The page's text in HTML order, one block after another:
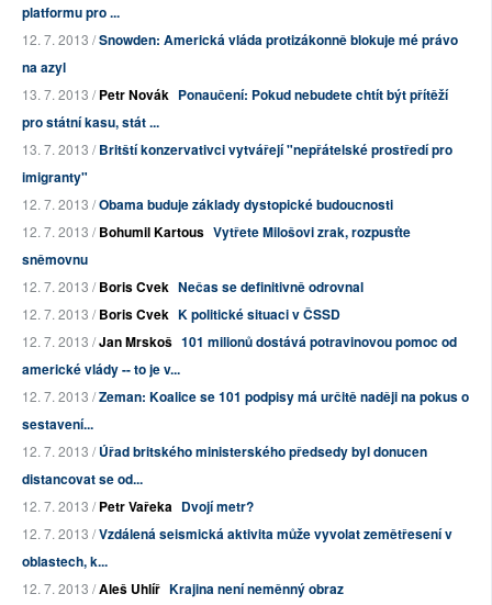
platformu pro ...
12. 7. 2013 /Snowden: Americká vláda protizákonně blokuje mé právo
na azyl
13. 7. 2013 /Petr Novák Ponaučení: Pokud nebudete chtít být přítěží
pro státní kasu, stát ...
13. 7. 2013 /Britští konzervativci vytvářejí "nepřátelské prostředí pro
imigranty"
12. 7. 2013 /Obama buduje základy dystopické budoucnosti
12. 7. 2013 /Bohumil Kartous Vytřete Milošovi zrak, rozpusťte
sněmovnu
12. 7. 2013 /Boris Cvek Nečas se definitivně odrovnal
12. 7. 2013 /Boris Cvek K politické situaci v ČSSD
12. 7. 2013 /Jan Mrskoš 101 milionů dostává potravinovou pomoc od
americké vlády -- to je v...
12. 7. 2013 /Zeman: Koalice se 101 podpisy má určitě naději na pokus o
sestavení...
12. 7. 2013 /Úřad britského ministerského předsedy byl donucen
distancovat se od...
12. 7. 2013 /Petr Vařeka Dvojí metr?
12. 7. 2013 /Vzdálená seismická aktivita může vyvolat zemětřesení v
oblastech, k...
12. 7. 2013 /Aleš Uhlíř Krajina není neměnný obraz